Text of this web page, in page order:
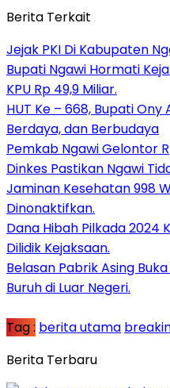
Berita Terkait
Jejak PKI Di Kabupaten
Bupati Ngawi Hormati
KPU Rp 49,9 Miliar.
HUT Ke – 668, Bupati
Berdaya, dan Berbudaya
Pemkab Ngawi Gelontor
Dinkes Pastikan Ngawi
Jaminan Kesehatan 998
Dinonaktifkan.
Dana Hibah Pilkada 2024
Dilidik Kejaksaan.
Belasan Pabrik Asing
Buruh di Luar Negeri.
Tag : berita utama
Berita Terbaru